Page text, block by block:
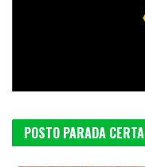
POSTO PARADA CERTA